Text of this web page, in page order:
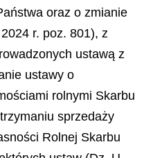
oraz o zmianie
r. poz. 801), z
ustawą z
ustawy o
rolnymi Skarbu
sprzedaży
Rolnej Skarbu